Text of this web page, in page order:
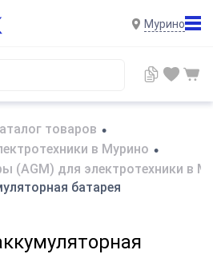
Мурино
товаров •
в Мурино •
(AGM) для электротехники в
батарея